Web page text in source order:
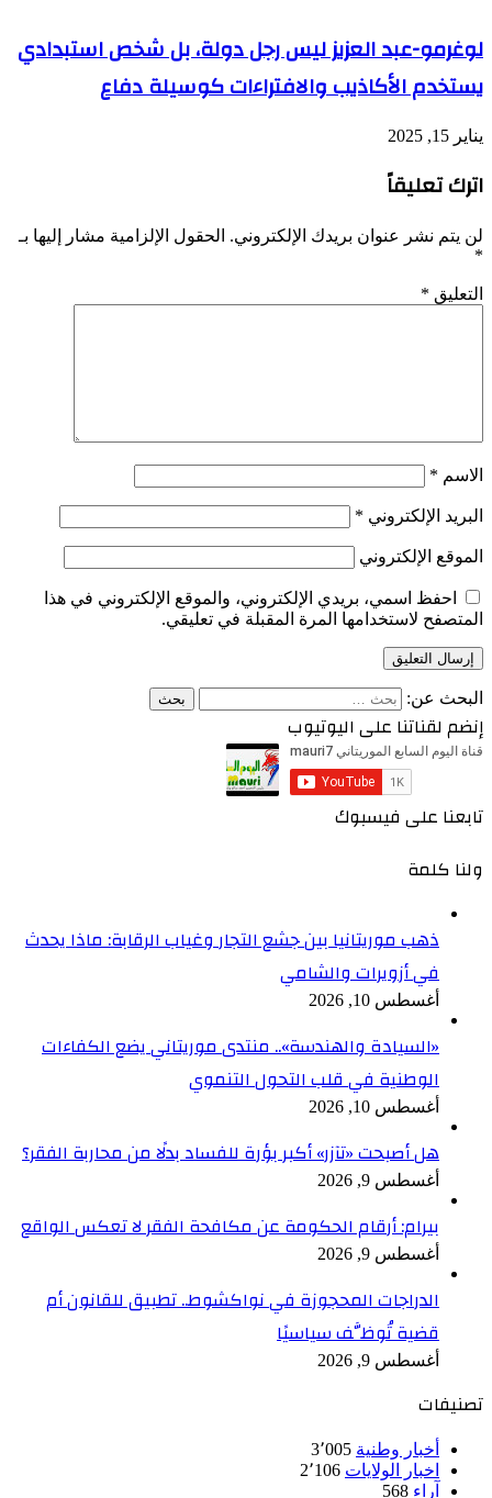
لوغرمو-عبد العزيز ليس رجل دولة، بل شخص استبدادي
يستخدم الأكاذيب والافتراءات كوسيلة دفاع
يناير 15, 2025
اترك تعليقاً
لن يتم نشر عنوان بريدك الإلكتروني. الحقول الإلزامية مشار إليها بـ
*
التعليق *
الاسم *
البريد الإلكتروني *
الموقع الإلكتروني
احفظ اسمي، بريدي الإلكتروني، والموقع الإلكتروني في هذا
المتصفح لاستخدامها المرة المقبلة في تعليقي.
البحث عن:
إنضم لقناتنا على اليوتيوب
تابعنا على فيسبوك
ولنا كلمة
ذهب موريتانيا بين جشع التجار وغياب الرقابة: ماذا يحدث
في أزويرات والشامي
أغسطس 10, 2026
«السيادة والهندسة».. منتدى موريتاني يضع الكفاءات
الوطنية في قلب التحول التنموي
أغسطس 10, 2026
هل أصبحت «تآزر» أكبر بؤرة للفساد بدلًا من محاربة الفقر؟
أغسطس 9, 2026
بيرام: أرقام الحكومة عن مكافحة الفقر لا تعكس الواقع
أغسطس 9, 2026
الدراجات المحجوزة في نواكشوط.. تطبيق للقانون أم
قضية تُوظَّف سياسيًا
أغسطس 9, 2026
تصنيفات
أخبار وطنية 3٬005
اخبار الولايات 2٬106
آراء 568